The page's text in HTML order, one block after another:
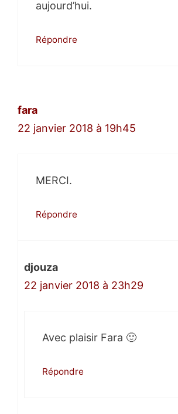
aujourd’hui.
Répondre
fara
22 janvier 2018 à 19h45
MERCI.
Répondre
djouza
22 janvier 2018 à 23h29
Avec plaisir Fara 🙂
Répondre